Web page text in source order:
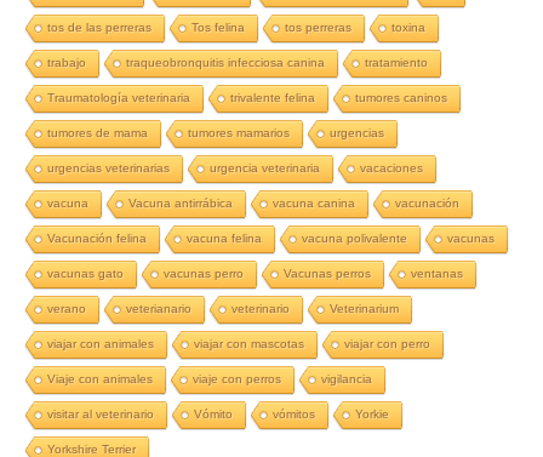
tos de las perreras Tos felina tos perreras toxina
trabajo traqueobronquitis infecciosa canina tratamiento
Traumatología veterinaria trivalente felina tumores caninos
tumores de mama tumores mamarios urgencias
urgencias veterinarias urgencia veterinaria vacaciones
vacuna Vacuna antirrábica vacuna canina vacunación
Vacunación felina vacuna felina vacuna polivalente vacunas
vacunas gato vacunas perro Vacunas perros ventanas
verano veterianario veterinario Veterinarium
viajar con animales viajar con mascotas viajar con perro
Viaje con animales viaje con perros vigilancia
visitar al veterinario Vómito vómitos Yorkie
Yorkshire Terrier